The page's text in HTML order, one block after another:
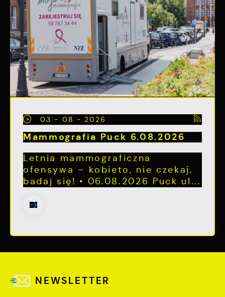
03 - 08 - 2026
Mammografia Puck 6.08.2026
Letnia mammograficzna
ofensywa – kobieto, nie czekaj,
badaj się! • 06.08.2026 Puck ul...
NEWSLETTER